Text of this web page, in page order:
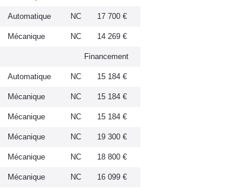
Automatique NC 17 700 €
Mécanique NC 14 269 €
Financement
Automatique NC 15 184 €
Mécanique NC 15 184 €
Mécanique NC 15 184 €
Mécanique NC 19 300 €
Mécanique NC 18 800 €
Mécanique NC 16 099 €